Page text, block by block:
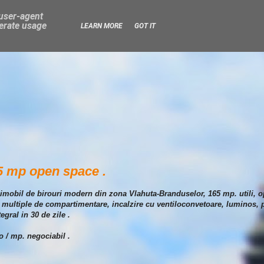
open space .
de birouri modern din zona Vlahuta-Branduselor, 165 mp. utili,
de compartimentare, incalzire cu ventiloconvetoare, luminos,
in 30 de zile .
/ mp. negociabil .
agent
usage
LEARN MORE GOT IT